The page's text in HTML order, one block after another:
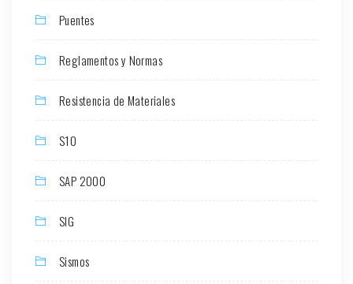
Puentes
Reglamentos y Normas
Resistencia de Materiales
S10
SAP 2000
SIG
Sismos